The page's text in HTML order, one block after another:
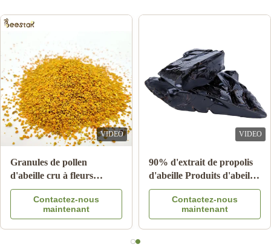
A Angel Angelov
Jan 20.2023
Great communication, professionalism, special thanks to miss
Vanya Lei for the support and great service!
VIDEO
Vente en gros de miel
d'abeille naturel miel de
cidre 100% produits
d'abeille naturels en
provenance de Chine
Contactez-nous
maintenant
VIDEO
10-HDA 2% biologique,
fraîche gelée royale
naturelle de qualité
alimentaire pure
Contactez-nous
maintenant